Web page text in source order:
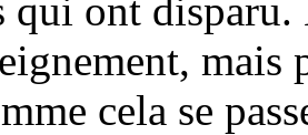
qui ont
mais
cela se